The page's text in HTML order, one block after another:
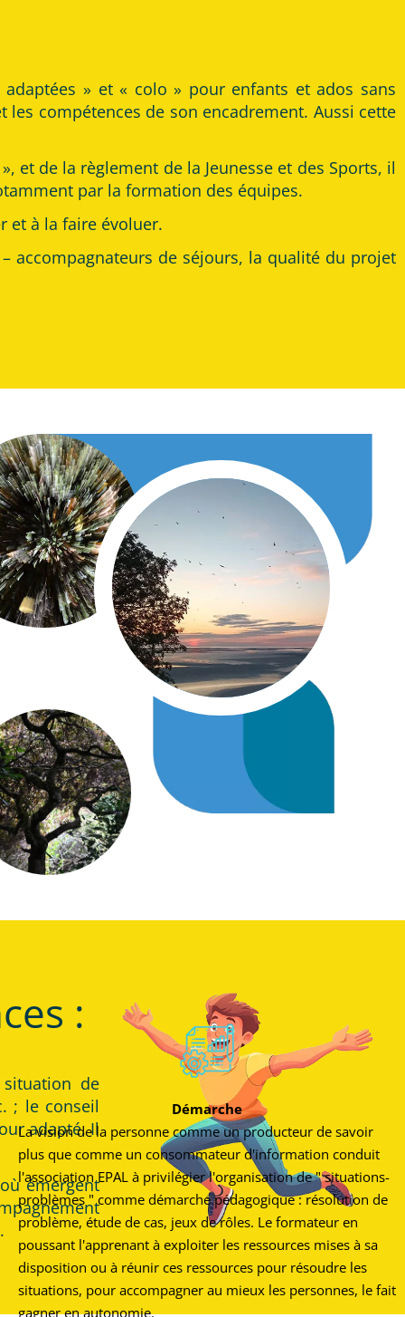
» et « colo » pour enfants et ados sans
compétences de son encadrement. Aussi cette
et de la règlement de la Jeunesse et des Sports, il
par la formation des équipes.
et à la faire évoluer.
accompagnateurs de séjours, la qualité du projet
:
situation de
; le conseil
adapté. Il
émergent
Démarche
La vision de la personne comme un producteur de savoir
plus que comme un consommateur d'information conduit
l'association EPAL à privilégier l'organisation de " situations-
problèmes " comme démarche pédagogique : résolution de
problème, étude de cas, jeux de rôles. Le formateur en
poussant l'apprenant à exploiter les ressources mises à sa
disposition ou à réunir ces ressources pour résoudre les
situations, pour accompagner au mieux les personnes, le fait
gagner en autonomie.